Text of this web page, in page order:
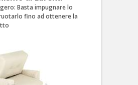
Basta impugnare lo
fino ad ottenere la